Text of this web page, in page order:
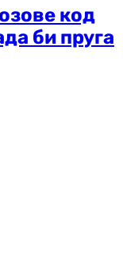
код
би пруга